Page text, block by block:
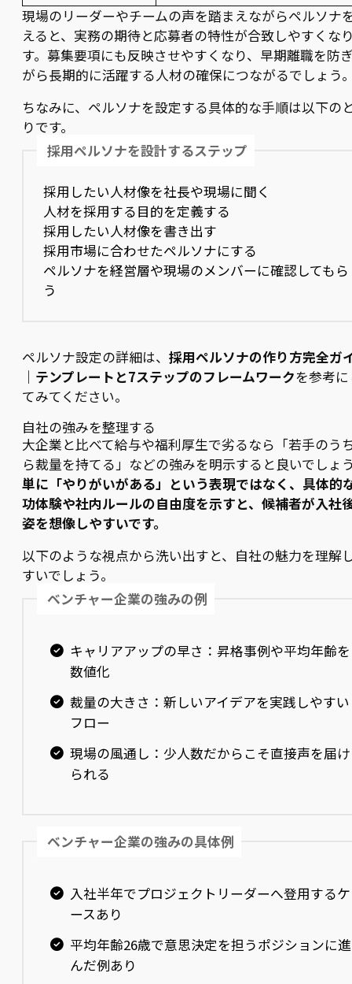
現場のリーダーやチームの声を踏まえながらペルソナ
えると、実務の期待と応募者の特性が合致しやすくな
す。募集要項にも反映させやすくなり、早期離職を防
がら長期的に活躍する人材の確保につながるでしょう
ちなみに、ペルソナを設定する具体的な手順は以下の
りです。
採用ペルソナを設計するステップ
採用したい人材像を社長や現場に聞く
人材を採用する目的を定義する
採用したい人材像を書き出す
採用市場に合わせたペルソナにする
ペルソナを経営層や現場のメンバーに確認してもら
う
ペルソナ設定の詳細は、 採用ペルソナの作り方完全ガ
｜テンプレートと7ステップのフレームワークを参考
てみてください。
自社の強みを整理する
大企業と比べて給与や福利厚生で劣るなら「若手のう
ら裁量を持てる」などの強みを明示すると良いでしょ
単に「やりがいがある」という表現ではなく、具体的
功体験や社内ルールの自由度を示すと、候補者が入社
姿を想像しやすいです。
以下のような視点から洗い出すと、自社の魅力を理解
すいでしょう。
ベンチャー企業の強みの例
キャリアアップの早さ：昇格事例や平均年齢を
数値化
裁量の大きさ：新しいアイデアを実践しやすい
フロー
現場の風通し：少人数だからこそ直接声を届け
られる
ベンチャー企業の強みの具体例
入社半年でプロジェクトリーダーへ登用するケ
ースあり
平均年齢26歳で意思決定を担うポジションに進
んだ例あり